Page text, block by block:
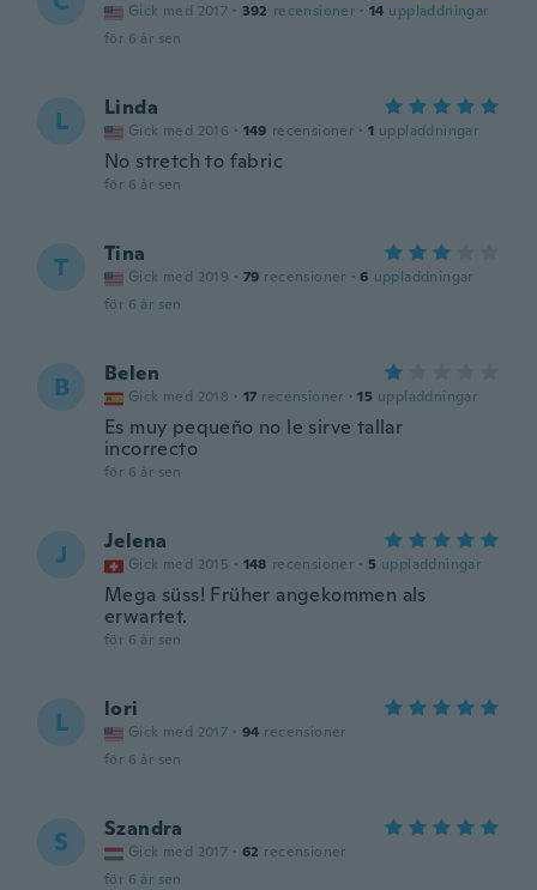
Gick med 2017 · 392 recensioner · 14 uppladdningar
för 6 år sen
L Linda
Gick med 2016 · 149 recensioner · 1 uppladdningar
No stretch to fabric
för 6 år sen
T Tina
Gick med 2019 · 79 recensioner · 6 uppladdningar
för 6 år sen
B Belen
Gick med 2018 · 17 recensioner · 15 uppladdningar
Es muy pequeño no le sirve tallar
incorrecto
för 6 år sen
J Jelena
Gick med 2015 · 148 recensioner · 5 uppladdningar
Mega süss! Früher angekommen als
erwartet.
för 6 år sen
L lori
Gick med 2017 · 94 recensioner
för 6 år sen
S Szandra
Gick med 2017 · 62 recensioner
för 6 år sen